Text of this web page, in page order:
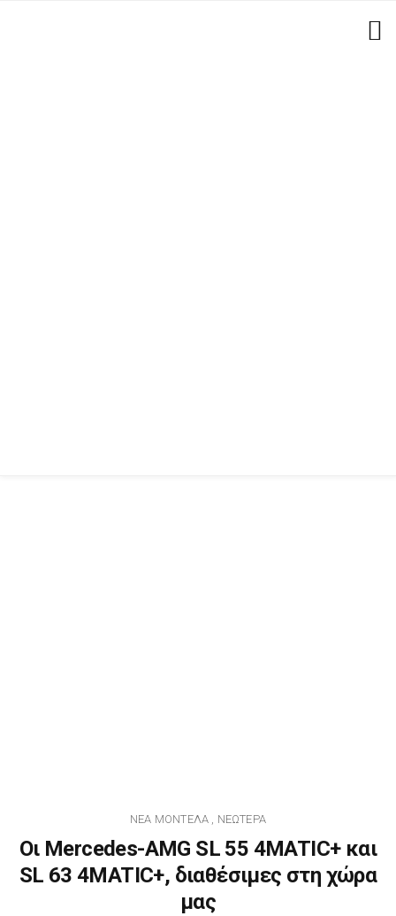
ΝΈΑ ΜΟΝΤΈΛΑ , ΝΕΏΤΕΡΑ
Oι Mercedes-AMG SL 55 4MATIC+ και
SL 63 4MATIC+, διαθέσιμες στη χώρα
μας